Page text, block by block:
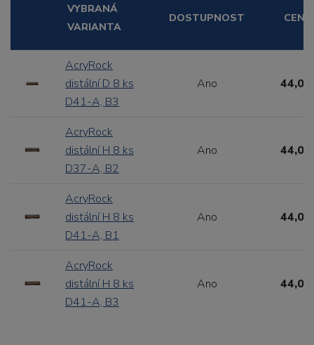
VYBRANÁ
VARIANTA
DOSTUPNOST CENA
AcryRock
distální D 8 ks
D41-A, B3
Ano 44,00
AcryRock
distální H 8 ks
D37-A, B2
Ano 44,00
AcryRock
distální H 8 ks
D41-A, B1
Ano 44,00
AcryRock
distální H 8 ks
D41-A, B3
Ano 44,00